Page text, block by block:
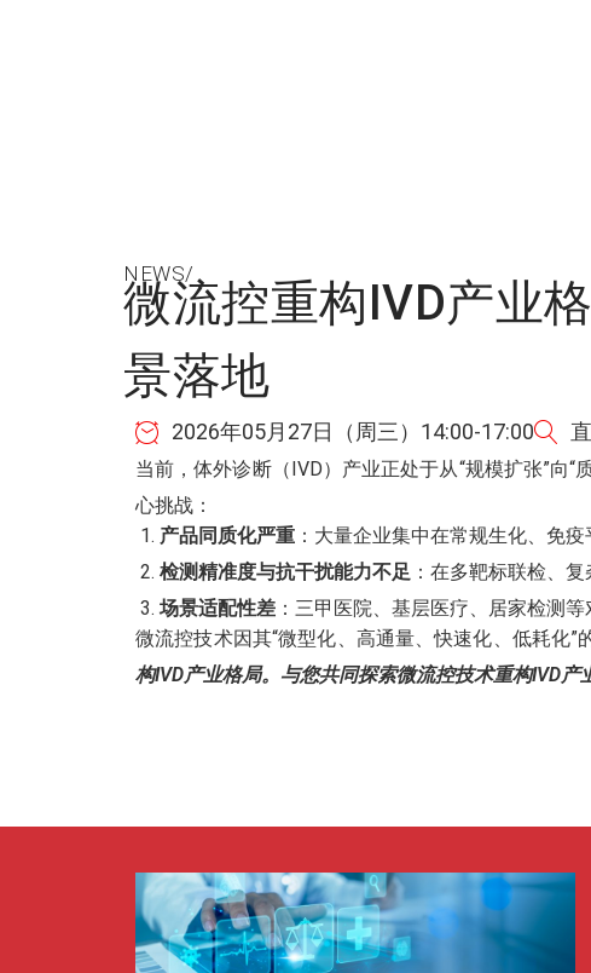
NEWS/
微流控重构IVD产业
景落地
2026年05月27日（周三）14:00-17:00
当前，体外诊断（IVD）产业正处于从“规模扩张”向
心挑战：
产品同质化严重 ：大量企业集中在常规生化、免
检测精准度与抗干扰能力不足 ：在多靶标联检、
场景适配性差 ：三甲医院、基层医疗、居家检测
微流控技术因其“微型化、高通量、快速化、低耗化
构IVD产业格局。 与您共同探索微流控技术重构IVD产